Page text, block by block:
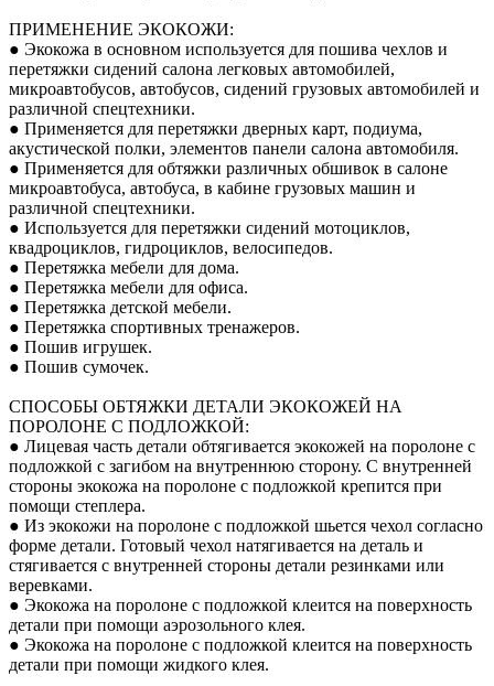
ПРИМЕНЕНИЕ ЭКОКОЖИ:
● Экокожа в основном используется для пошива чехлов и
перетяжки сидений салона легковых автомобилей,
микроавтобусов, автобусов, сидений грузовых автомобилей и
различной спецтехники.
● Применяется для перетяжки дверных карт, подиума,
акустической полки, элементов панели салона автомобиля.
● Применяется для обтяжки различных обшивок в салоне
микроавтобуса, автобуса, в кабине грузовых машин и
различной спецтехники.
● Используется для перетяжки сидений мотоциклов,
квадроциклов, гидроциклов, велосипедов.
● Перетяжка мебели для дома.
● Перетяжка мебели для офиса.
● Перетяжка детской мебели.
● Перетяжка спортивных тренажеров.
● Пошив игрушек.
● Пошив сумочек.
СПОСОБЫ ОБТЯЖКИ ДЕТАЛИ ЭКОКОЖЕЙ НА
ПОРОЛОНЕ С ПОДЛОЖКОЙ:
● Лицевая часть детали обтягивается экокожей на поролоне с
подложкой с загибом на внутреннюю сторону. С внутренней
стороны экокожа на поролоне с подложкой крепится при
помощи степлера.
● Из экокожи на поролоне с подложкой шьется чехол согласно
форме детали. Готовый чехол натягивается на деталь и
стягивается с внутренней стороны детали резинками или
веревками.
● Экокожа на поролоне с подложкой клеится на поверхность
детали при помощи аэрозольного клея.
● Экокожа на поролоне с подложкой клеится на поверхность
детали при помощи жидкого клея.